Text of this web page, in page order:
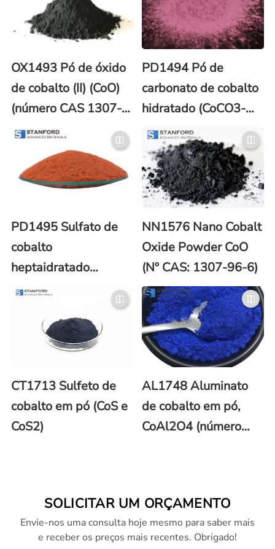
OX1493 Pó de óxido
de cobalto (II) (CoO)
(número CAS 1307-
96-6)
PD1494 Pó de
carbonato de cobalto
hidratado (CoCO3-
xH2O) (número CAS
57454-67-8)
PD1495 Sulfato de
cobalto
heptaidratado
(CoSO4 - 7H2O) em
NN1576 Nano Cobalt
Oxide Powder CoO
(Nº CAS: 1307-96-6)
CT1713 Sulfeto de
cobalto em pó (CoS e
CoS2)
AL1748 Aluminato
de cobalto em pó,
CoAl2O4 (número
SOLICITAR UM ORÇAMENTO
Envie-nos uma consulta hoje mesmo para saber mais
e receber os preços mais recentes. Obrigado!